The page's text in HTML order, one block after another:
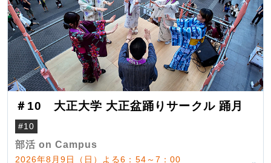
＃10 大正大学 大正盆踊りサークル 踊月
#10
部活 on Campus
2026年8月9日（日）よる6：54～7：00